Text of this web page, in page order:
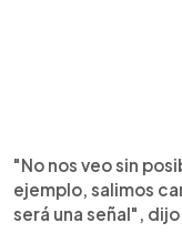
"No nos veo sin
ejemplo, salimos
será una señal",